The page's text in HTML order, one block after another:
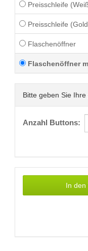
picture>Preisschleife
Preisschleife
Flaschenöffner
Flaschenöffner
Bitte geben Sie
Anzahl Buttons: